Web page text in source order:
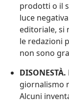
prodotti o il
luce
editoriale, si
le redazioni
non sono
DISONESTÀ.
giornalismo
Alcuni